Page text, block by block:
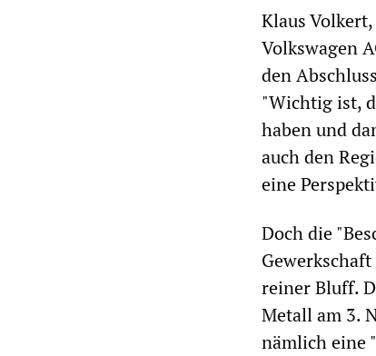
Klaus
Volkswagen
den
"Wichtig ist,
haben und
auch den
eine
Doch die
reiner Bluff.
Metall am 3.
nämlich eine